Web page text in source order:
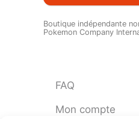
Boutique indépendante
Pokemon Company
FAQ
Mon compte